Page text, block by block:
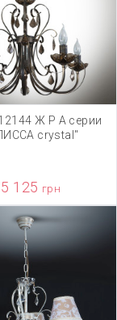
Ж Р А серии
crystal"
125 грн